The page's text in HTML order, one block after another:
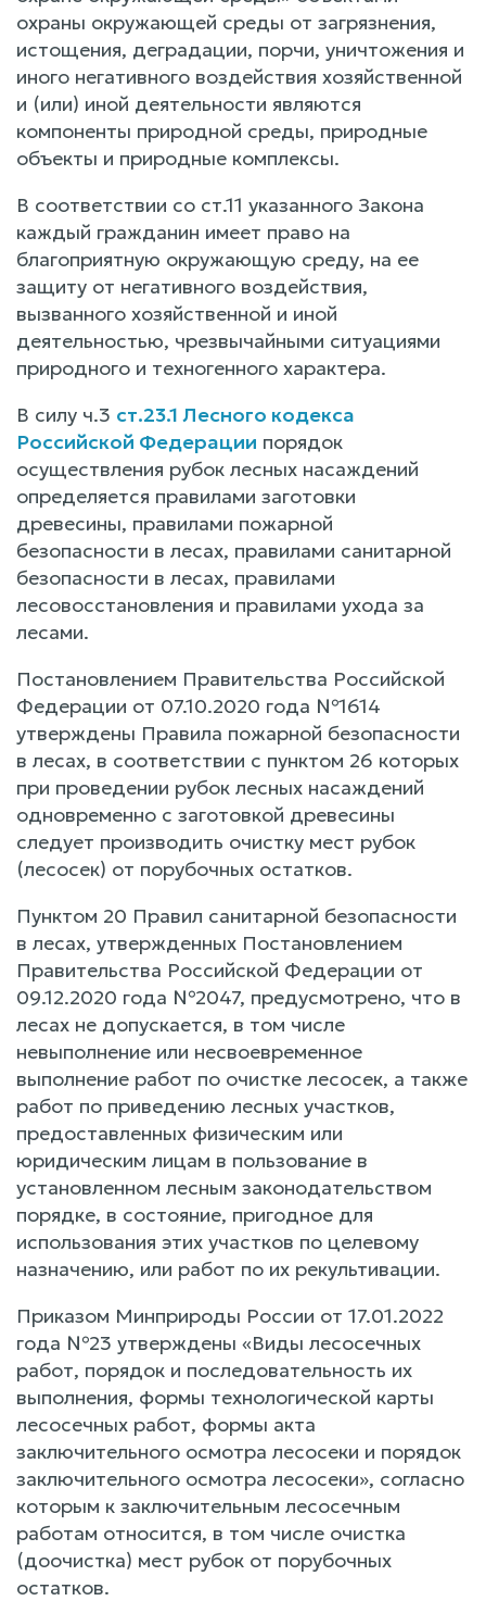
охраны окружающей среды от загрязнения,
истощения, деградации, порчи, уничтожения и
иного негативного воздействия хозяйственной
и (или) иной деятельности являются
компоненты природной среды, природные
объекты и природные комплексы.
В соответствии со ст.11 указанного Закона
каждый гражданин имеет право на
благоприятную окружающую среду, на ее
защиту от негативного воздействия,
вызванного хозяйственной и иной
деятельностью, чрезвычайными ситуациями
природного и техногенного характера.
В силу ч.3 ст.23.1 Лесного кодекса
Российской Федерации порядок
осуществления рубок лесных насаждений
определяется правилами заготовки
древесины, правилами пожарной
безопасности в лесах, правилами санитарной
безопасности в лесах, правилами
лесовосстановления и правилами ухода за
лесами.
Постановлением Правительства Российской
Федерации от 07.10.2020 года №1614
утверждены Правила пожарной безопасности
в лесах, в соответствии с пунктом 26 которых
при проведении рубок лесных насаждений
одновременно с заготовкой древесины
следует производить очистку мест рубок
(лесосек) от порубочных остатков.
Пунктом 20 Правил санитарной безопасности
в лесах, утвержденных Постановлением
Правительства Российской Федерации от
09.12.2020 года №2047, предусмотрено, что в
лесах не допускается, в том числе
невыполнение или несвоевременное
выполнение работ по очистке лесосек, а также
работ по приведению лесных участков,
предоставленных физическим или
юридическим лицам в пользование в
установленном лесным законодательством
порядке, в состояние, пригодное для
использования этих участков по целевому
назначению, или работ по их рекультивации.
Приказом Минприроды России от 17.01.2022
года №23 утверждены «Виды лесосечных
работ, порядок и последовательность их
выполнения, формы технологической карты
лесосечных работ, формы акта
заключительного осмотра лесосеки и порядок
заключительного осмотра лесосеки», согласно
которым к заключительным лесосечным
работам относится, в том числе очистка
(доочистка) мест рубок от порубочных
остатков.